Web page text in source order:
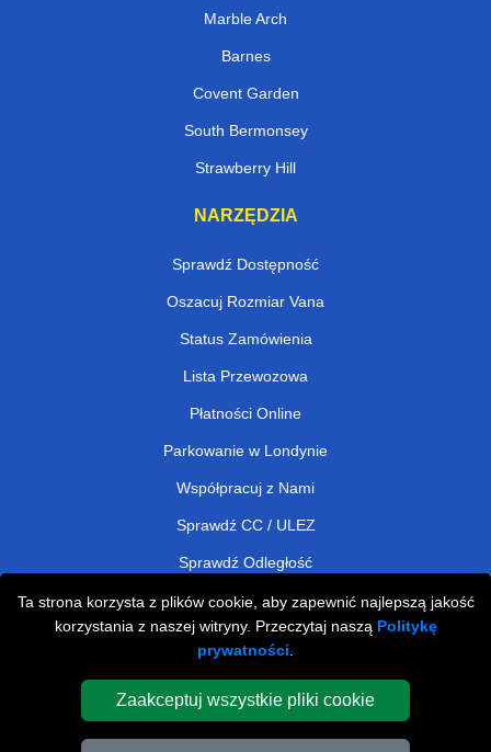
Ta strona korzysta z plików cookie, aby zapewnić najlepszą jakość
korzystania z naszej witryny. Przeczytaj naszą Politykę
prywatności
Zaakceptuj wszystkie pliki cookie
Marble Arch
Barnes
Covent Garden
South Bermonsey
Strawberry Hill
NARZĘDZIA
Sprawdź Dostępność
Oszacuj Rozmiar Vana
Status Zamówienia
Lista Przewozowa
Płatności Online
Parkowanie w Londynie
Współpracuj z Nami
Sprawdź CC / ULEZ
Sprawdź Odległość
Man and Van Removals